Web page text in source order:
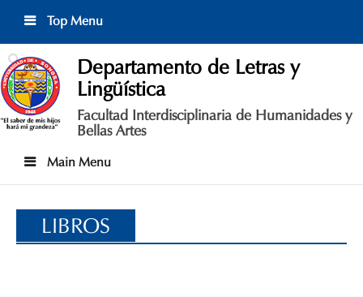
content
Top Menu
Departamento de Letras y
Lingüística
Facultad Interdisciplinaria de Humanidades y
Bellas Artes
Main Menu
LIBROS